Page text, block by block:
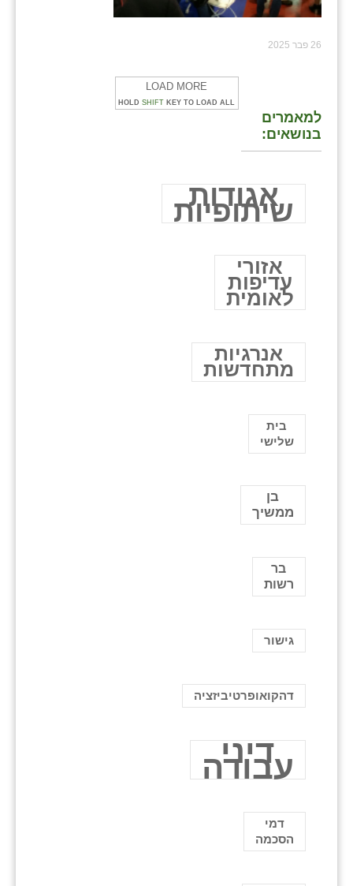
26 פבר 2025
LOAD MORE
HOLD SHIFT KEY TO LOAD ALL
למאמרים
בנושאים:
אגודות
שיתופיות
אזורי
עדיפות
לאומית
אנרגיות
מתחדשות
בית
שלישי
בן
ממשיך
בר
רשות
גישור
דהקואופרטיביזציה
דיני
עבודה
דמי
הסכמה